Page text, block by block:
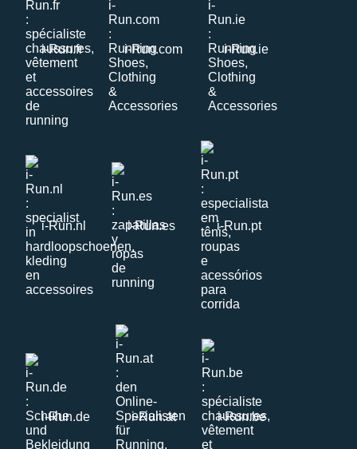
i-Run.fr i-Run.com i-Run.ie
i-Run.nl i-Run.es i-Run.pt
i-Run.de i-Run.at i-Run.be